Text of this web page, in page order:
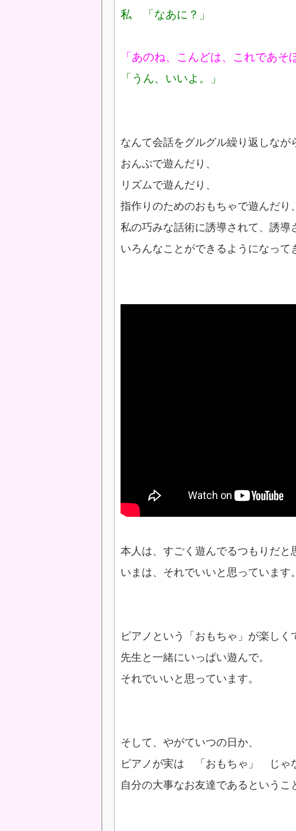
私 「なあに？」
「あのね、こんどは、これであそ
「うん、いいよ。」
なんて会話をグルグル繰り返しなが
おんぷで遊んだり、
リズムで遊んだり、
指作りのためのおもちゃで遊んだり、
私の巧みな話術に誘導されて、誘導
いろんなことができるようになって
本人は、すごく遊んでるつもりだと
いまは、それでいいと思っています。
ピアノという「おもちゃ」が楽しく
先生と一緒にいっぱい遊んで。
それでいいと思っています。
そして、やがていつの日か、
ピアノが実は 「おもちゃ」 じゃ
自分の大事なお友達であるというこ